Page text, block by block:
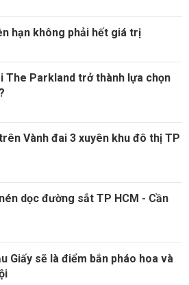
hạn không phải hết giá trị
The Parkland trở thành lựa chọn
Vành đai 3 xuyên khu đô thị TP
dọc đường sắt TP HCM - Cần
Giấy sẽ là điểm bắn pháo hoa và